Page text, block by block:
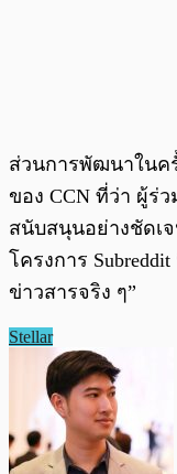
ส่วนการพัฒนาในค
ของ CCN ที่ว่า ผู้ร่ว
สนับสนุนอย่างชัดเ
โครงการ
ข่าวสารจริง ๆ”
Stellar